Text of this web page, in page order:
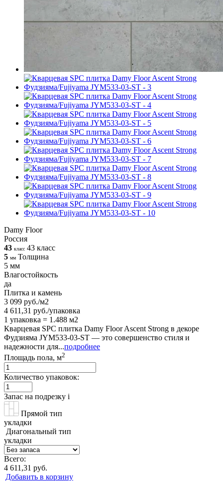
Damy Floor
Россия
43 класс 43 класс
5 мм Толщина
5 мм
Влагостойкость
да
Плитка и камень
3 099 руб./м2
4 611,31 руб./упаковка
1 упаковка = 1.488 м2
Кварцевая SPC плитка Damy Floor Ascent Strong в декоре
Фудзияма JYM533-03-ST — это совершенство стиля и
надежности для...подробнее
Площадь пола, м2
Количество упаковок:
Запас на подрезку i
Прямой тип
укладки
Диагональный тип
укладки
Всего:
4 611,31 руб.
Добавить в корзину